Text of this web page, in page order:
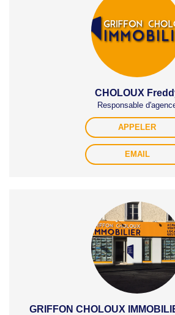
CHOLOUX
Responsable
APPELER
EMAIL
GRIFFON CHOLOUX